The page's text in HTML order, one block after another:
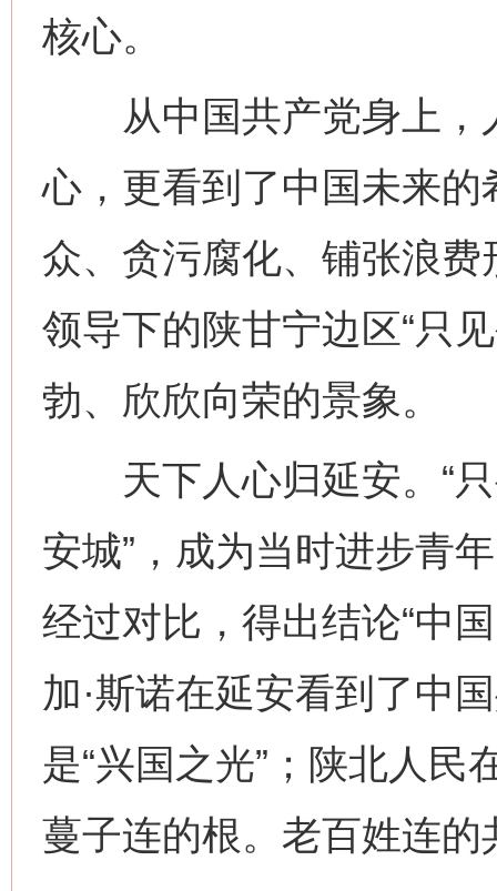
核心。
从中国共产党身上，
心，更看到了中国未来
众、贪污腐化、铺张浪
领导下的陕甘宁边区“只
勃、欣欣向荣的景象。
天下人心归延安。“只
安城”，成为当时进步青
经过对比，得出结论“中
加·斯诺在延安看到了中
是“兴国之光”；陕北人民
蔓子连的根。老百姓连